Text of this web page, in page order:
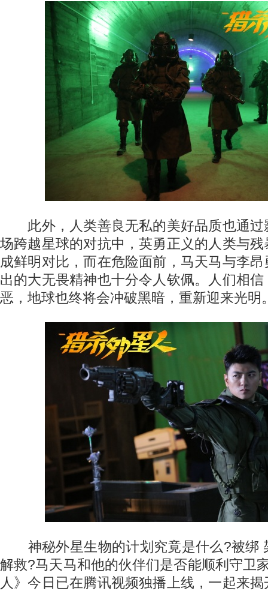
此外，人类善良无私的美好品质也通过
场跨越星球的对抗中，英勇正义的人类与
成鲜明对比，而在危险面前，马天马与李
出的大无畏精神也十分令人钦佩。人们相
恶，地球也终将会冲破黑暗，重新迎来光明
神秘外星生物的计划究竟是什么?被绑
解救?马天马和他的伙伴们是否能顺利守卫
人》今日已在腾讯视频独播上线，一起来